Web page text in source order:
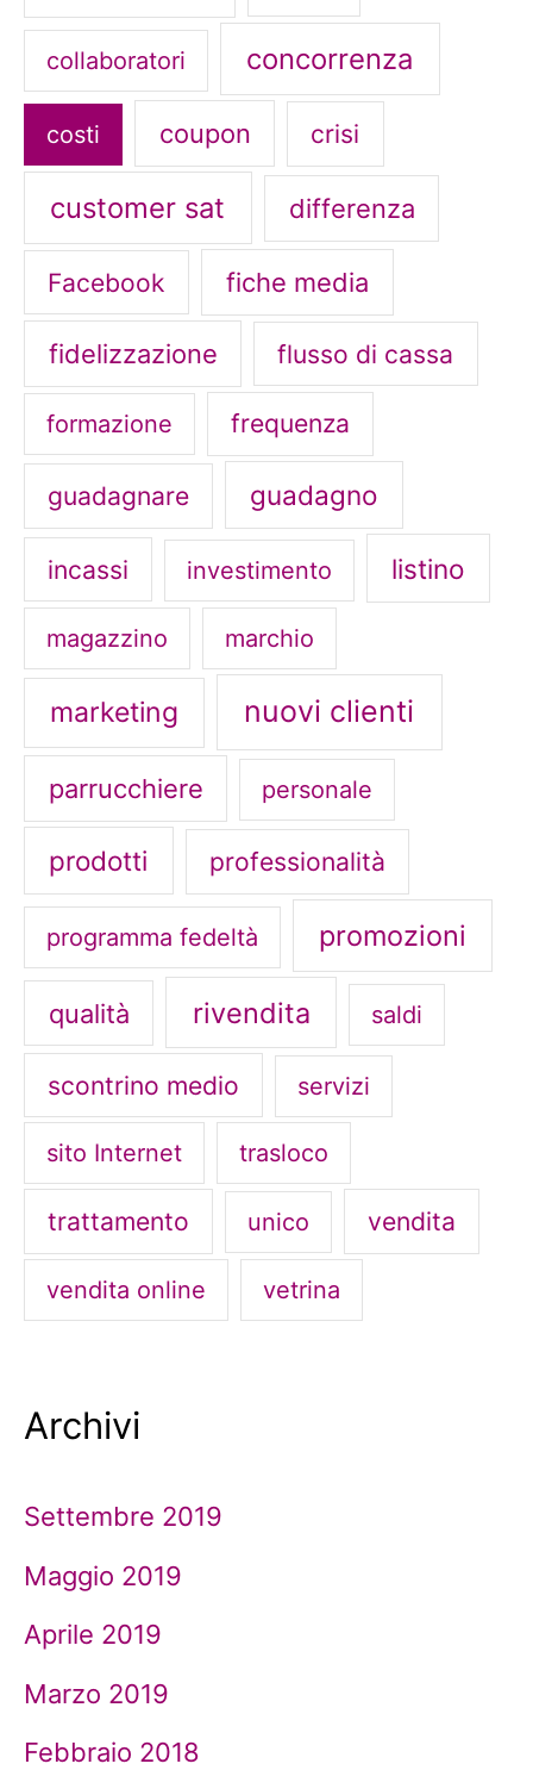
collaboratori concorrenza
costi coupon crisi
customer sat differenza
Facebook fiche media
fidelizzazione flusso di cassa
formazione frequenza
guadagnare guadagno
incassi investimento listino
magazzino marchio
marketing nuovi clienti
parrucchiere personale
prodotti professionalità
programma fedeltà promozioni
qualità rivendita saldi
scontrino medio servizi
sito Internet trasloco
trattamento unico vendita
vendita online vetrina
Archivi
Settembre 2019
Maggio 2019
Aprile 2019
Marzo 2019
Febbraio 2018